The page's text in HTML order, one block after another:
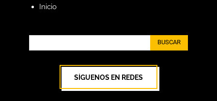
Inicio
BUSCAR
SÍGUENOS EN REDES